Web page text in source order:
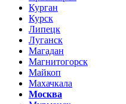
Курган
Курск
Липецк
Луганск
Магадан
Магнитогорск
Майкоп
Махачкала
Москва